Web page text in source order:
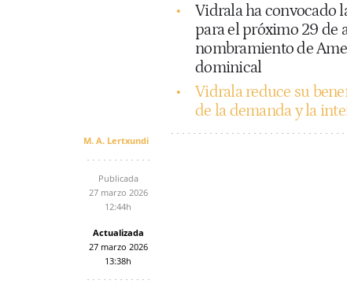
Vidrala ha convocado
para el próximo 29 de
nombramiento de
dominical
Vidrala reduce su
de la demanda y la
M. A. Lertxundi
Publicada
27 marzo 2026
12:44h
Actualizada
27 marzo 2026
13:38h